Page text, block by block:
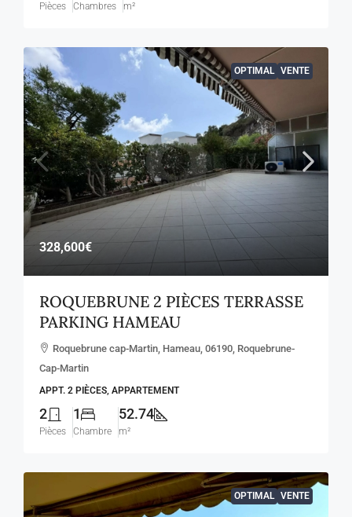
Pièces Chambres m²
OPTIMAL VENTE
328,600€
ROQUEBRUNE 2 PIÈCES TERRASSE
PARKING HAMEAU
Roquebrune cap-Martin, Hameau, 06190, Roquebrune-
Cap-Martin
APPT. 2 PIÈCES, APPARTEMENT
2
Pièces
1
Chambre
52.74
m²
OPTIMAL VENTE